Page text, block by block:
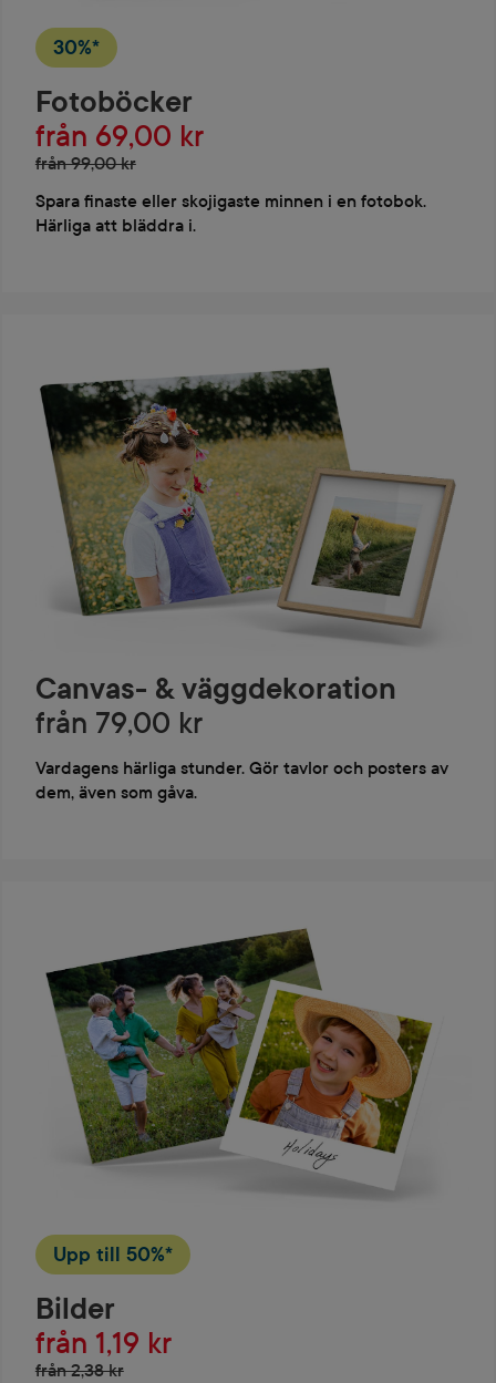
30%*
Fotoböcker
från 69,00 kr
från 99,00 kr
Spara finaste eller skojigaste minnen i en fotobok.
Härliga att bläddra i.
Canvas- & väggdekoration
från 79,00 kr
Vardagens härliga stunder. Gör tavlor och posters av
dem, även som gåva.
Upp till 50%*
Bilder
från 1,19 kr
från 2,38 kr